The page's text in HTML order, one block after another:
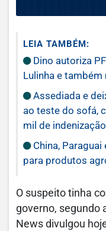
LEIA TAMBÉM:
Dino autoriza
Lulinha e
Assediada e
ao teste do sofá,
mil de indenização
China, Paraguai
para produtos
O suspeito tinha
governo, segundo
News divulgou